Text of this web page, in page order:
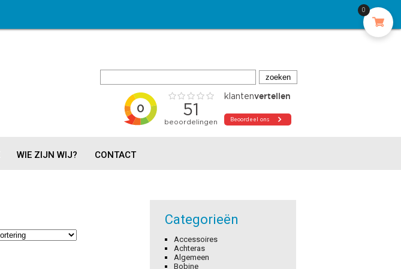
WIE ZIJN WIJ? CONTACT
Categorieën
Accessoires
Achteras
Algemeen
Bobine
0